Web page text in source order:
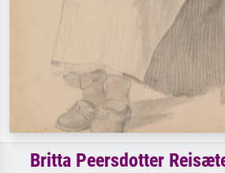
Britta Peersdotter